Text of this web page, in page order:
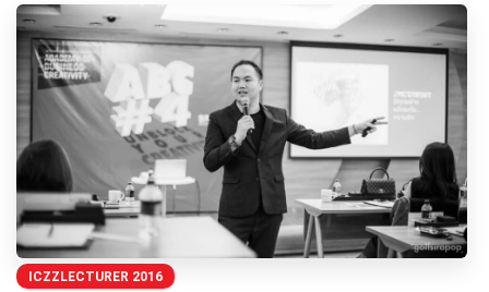
ICZZLECTURER 2016